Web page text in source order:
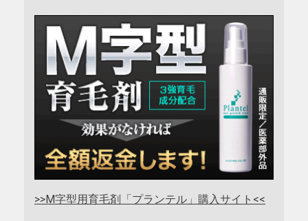
>>M字型用育毛剤「プランテル」購入サイト<<